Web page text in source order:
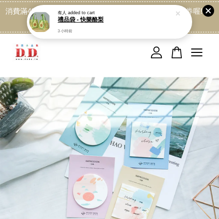
消費滿499免運喔, 記得加LINE:@dede168 領取專屬折扣券喔!
點我
您的購物車目前還是空的。
繼續購物